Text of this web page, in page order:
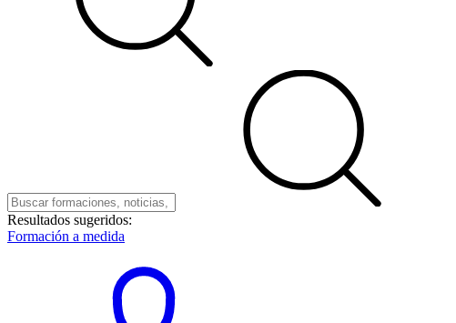
Resultados sugeridos:
Formación a medida